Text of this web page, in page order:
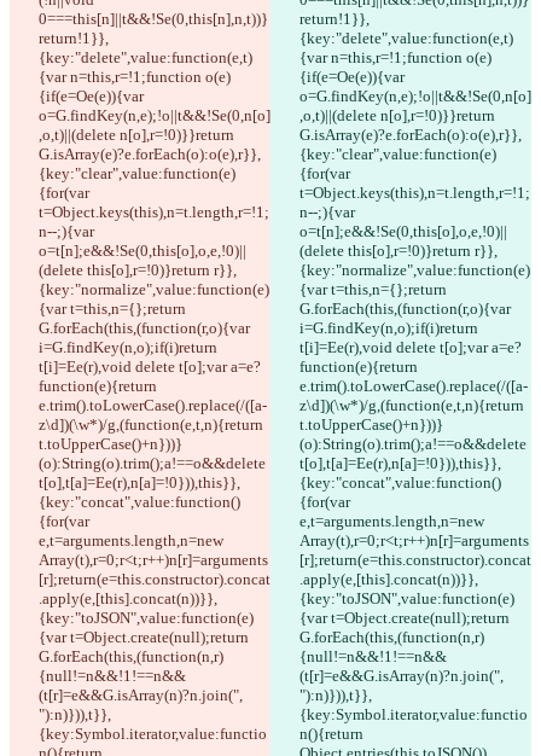
0===this[n]||t&&!Se(0,this[n],n,t))}
return!1}},
{key:"delete",value:function(e,t)
{var n=this,r=!1;function o(e)
{if(e=Oe(e)){var
o=G.findKey(n,e);!o||t&&!Se(0,n[o]
,o,t)||(delete n[o],r=!0)}}return
G.isArray(e)?e.forEach(o):o(e),r}},
{key:"clear",value:function(e)
{for(var
t=Object.keys(this),n=t.length,r=!1;
n--;){var
o=t[n];e&&!Se(0,this[o],o,e,!0)||
(delete this[o],r=!0)}return r}},
{key:"normalize",value:function(e)
{var t=this,n={};return
G.forEach(this,(function(r,o){var
i=G.findKey(n,o);if(i)return
t[i]=Ee(r),void delete t[o];var a=e?
function(e){return
e.trim().toLowerCase().replace(/([a-
z\d])(\w*)/g,(function(e,t,n){return
t.toUpperCase()+n}))}
(o):String(o).trim();a!==o&&delete
t[o],t[a]=Ee(r),n[a]=!0})),this}},
{key:"concat",value:function()
{for(var
e,t=arguments.length,n=new
Array(t),r=0;r<t;r++)n[r]=arguments
[r];return(e=this.constructor).concat
.apply(e,[this].concat(n))}},
{key:"toJSON",value:function(e)
{var t=Object.create(null);return
G.forEach(this,(function(n,r)
{null!=n&&!1!==n&&
(t[r]=e&&G.isArray(n)?n.join(",
"):n)})),t}},
{key:Symbol.iterator,value:functio
return!1}},
{key:"delete",value:function(e,t)
{var n=this,r=!1;function o(e)
{if(e=Oe(e)){var
o=G.findKey(n,e);!o||t&&!Se(0,n[o]
,o,t)||(delete n[o],r=!0)}}return
G.isArray(e)?e.forEach(o):o(e),r}},
{key:"clear",value:function(e)
{for(var
t=Object.keys(this),n=t.length,r=!1;
n--;){var
o=t[n];e&&!Se(0,this[o],o,e,!0)||
(delete this[o],r=!0)}return r}},
{key:"normalize",value:function(e)
{var t=this,n={};return
G.forEach(this,(function(r,o){var
i=G.findKey(n,o);if(i)return
t[i]=Ee(r),void delete t[o];var a=e?
function(e){return
e.trim().toLowerCase().replace(/([a-
z\d])(\w*)/g,(function(e,t,n){return
t.toUpperCase()+n}))}
(o):String(o).trim();a!==o&&delete
t[o],t[a]=Ee(r),n[a]=!0})),this}},
{key:"concat",value:function()
{for(var
e,t=arguments.length,n=new
Array(t),r=0;r<t;r++)n[r]=arguments
[r];return(e=this.constructor).concat
.apply(e,[this].concat(n))}},
{key:"toJSON",value:function(e)
{var t=Object.create(null);return
G.forEach(this,(function(n,r)
{null!=n&&!1!==n&&
(t[r]=e&&G.isArray(n)?n.join(",
"):n)})),t}},
{key:Symbol.iterator,value:functio
n(){return